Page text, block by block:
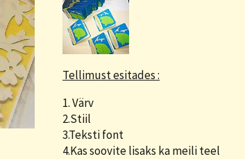
Tellimust esitades :
1. Värv
2.Stiil
3.Teksti font
4.Kas soovite lisaks ka meili teel